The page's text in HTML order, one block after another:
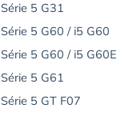
Série 5 G31
Série 5 G60 / i5 G60
Série 5 G60 / i5 G60E
Série 5 G61
Série 5 GT F07